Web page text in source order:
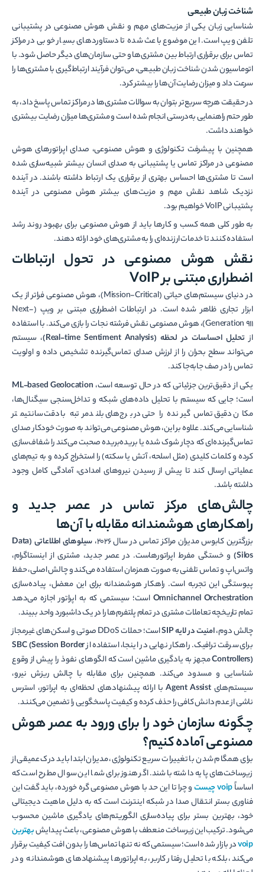
شناخت زبان طبیعی
شناسایی زبان یکی از مزیت‌های مهم و نقش هوش مصنوعی در پشتیبانی
تلفن ویپ است. این موضوع باعث شده تا دستاورد‌های بسیار خوبی در مراکز
تماس برای برقراری ارتباط بین مشتری‌ها و حتی سازمان‌های دیگر حاصل شود. با
اتوماسیون شدن شناخت زبان طبیعی، می‌توان فرآیند ارتباط‌گیری با مشتری‌ها را
سرعت داد و میزان رضایت آن‌ها را بیشتر کرد.
در حقیقت هرچه سریع‌تر بتوان به سوالات مشتری‌ها در مراکز تماس پاسخ داد، به
طور حتم راهنمایی به‌درستی انجام شده است و مشتری‌ها میزان رضایت بیشتری
خواهند داشت.
همچنین با پیشرفت تکنولوژی و هوش مصنوعی، صدای اپراتورهای هوش
مصنوعی در مراکز تماس یا پشتیبانی به صدای انسان بیشتر شبیه‌سازی شده
است تا مشتری‌ها احساس بهتری از برقراری یک ارتباط داشته باشند. در آینده
نزدیک شاهد نقش مهم و مزیت‌های بیشتر هوش مصنوعی در آینده
پشتیبانی VoIP خواهیم بود.
به طور کلی همه کسب و کارها باید از هوش مصنوعی برای بهبود روند رشد
استفاده کنند تا خدمات ارزنده‌ای را به مشتری‌های خود ارائه دهند.
نقش هوش مصنوعی در تحول ارتباطات
اضطراری مبتنی بر VoIP
در دنیای سیستم‌های حیاتی (Mission-Critical)، هوش مصنوعی فراتر از یک
ابزار تجاری ظاهر شده است. در ارتباطات اضطراری مبتنی بر ویپ (Next-
Generation 911)، هوش مصنوعی نقش فرشته نجات را بازی می‌کند. با استفاده
از تحلیل احساسات در لحظه (Real-time Sentiment Analysis)
، سیستم
می‌تواند سطح بحران را از لرزش صدای تماس‌گیرنده تشخیص داده و اولویت
تماس را در صف جابه‌جا کند.
یکی از دقیق‌ترین جزئیاتی که در حال توسعه است، ML-based Geolocation
است؛ جایی که سیستم با تحلیل داده‌های شبکه و تداخل‌سنجی سیگنال‌ها،
مکان دقیق تماس‌گیرنده را حتی در برج‌های بلندمرتبه با دقت سانتیمتر
شناسایی می‌کند. علاوه بر این، هوش مصنوعی می‌تواند به صورت خودکار صدای
تماس‌گیرنده‌ای که دچار شوک شده یا بریده‌بریده صحبت می‌کند را شفاف‌سازی
کرده و کلمات کلیدی (مثل اسلحه، آتش یا سکته) را استخراج کرده و به تیم‌های
عملیاتی ارسال کند تا پیش از رسیدن نیروهای امدادی، آمادگی کامل وجود
داشته باشد.
چالش‌های مرکز تماس در عصر جدید و
راهکارهای هوشمندانه مقابله با آن‌ها
بزرگترین کابوس مدیران مراکز تماس در سال ۲۰۲۶،
سیلوهای اطلاعاتی (Data
Silos) و خستگی مفرط اپراتورهاست. در عصر جدید، مشتری از اینستاگرام،
واتس‌اپ و تماس تلفنی به صورت همزمان استفاده می‌کند و چالش اصلی، حفظ
پیوستگی این تجربه است. راهکار هوشمندانه برای این معضل، پیاده‌سازی
Omnichannel Orchestration است؛ سیستمی که به اپراتور اجازه می‌دهد
تمام تاریخچه تعاملات مشتری در تمام پلتفرم‌ها را در یک داشبورد واحد ببیند.
چالش دوم،امنیت در لایه SIP
است؛ حملات DDoS صوتی و اسکن‌های غیرمجاز
برای سرقت ترافیک. راهکار نهایی در اینجا، استفاده ازSBC (Session Border
Controllers)مجهز به یادگیری ماشین است که الگوهای نفوذ را پیش از وقوع
شناسایی و مسدود می‌کند. همچنین برای مقابله با چالش ریزش نیرو،
سیستم‌هایAgent Assistبا ارائه پیشنهادهای لحظه‌ای به اپراتور، استرس
ناشی از عدم دانش کافی را حذف کرده و کیفیت پاسخگویی را تضمین می‌کنند.
چگونه سازمان خود را برای ورود به عصر هوش
مصنوعی آماده کنیم؟
برای همگام شدن با تغییرات سریع تکنولوژی، مدیران ابتدا باید درک عمیقی از
زیرساخت‌های پایه داشته باشند. اگر هنوز برای شما این سوال مطرح است که
اساساًvoipچیستو چرا تا این حد با هوش مصنوعی گره خورده، باید گفت این
فناوری بستر انتقال صدا در شبکه اینترنت است که به دلیل ماهیت دیجیتالی
خود، بهترین بستر برای پیاده‌سازی الگوریتم‌های یادگیری ماشین محسوب
می‌شود. ترکیب این زیرساخت منعطف با هوش مصنوعی، باعث پیدایشبهترین
voipدر بازار شده است؛ سیستمی که نه تنها تماس‌ها را بدون افت کیفیت برقرار
می‌کند، بلکه با تحلیل رفتار کاربر، به اپراتورها پیشنهادهای هوشمندانه و در